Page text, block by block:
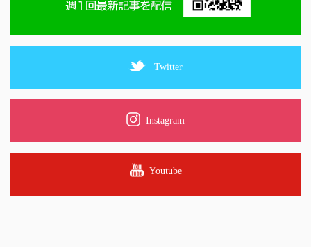
Twitter
Instagram
Youtube